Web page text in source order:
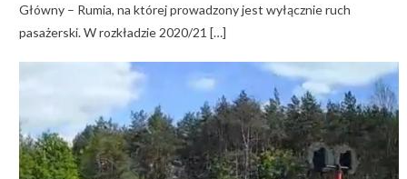
Główny – Rumia, na której prowadzony jest wyłącznie ruch
pasażerski. W rozkładzie 2020/21 […]